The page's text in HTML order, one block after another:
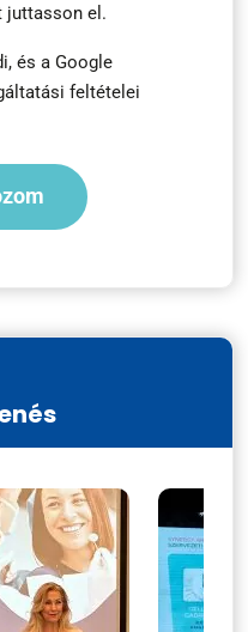
juttasson el.
és a Google
feltételei